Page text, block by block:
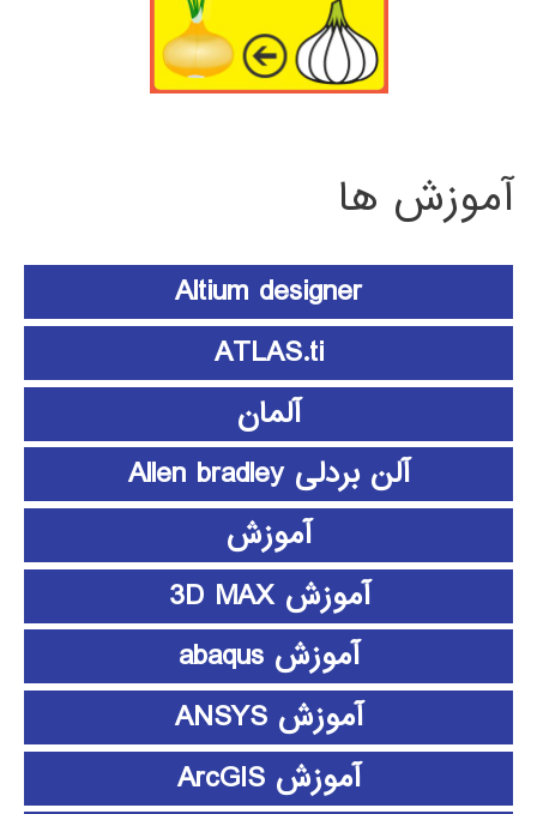
آموزش ها
Altium designer
ATLAS.ti
آلمان
آلن بردلی Allen bradley
آموزش
آموزش 3D MAX
آموزش abaqus
آموزش ANSYS
آموزش ArcGIS